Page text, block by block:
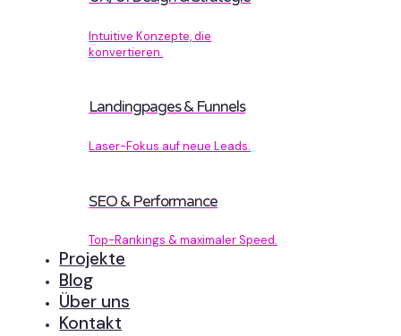
Intuitive Konzepte, die
konvertieren.
Landingpages & Funnels
Laser-Fokus auf neue Leads.
SEO & Performance
Top-Rankings & maximaler Speed.
Projekte
Blog
Über uns
Kontakt